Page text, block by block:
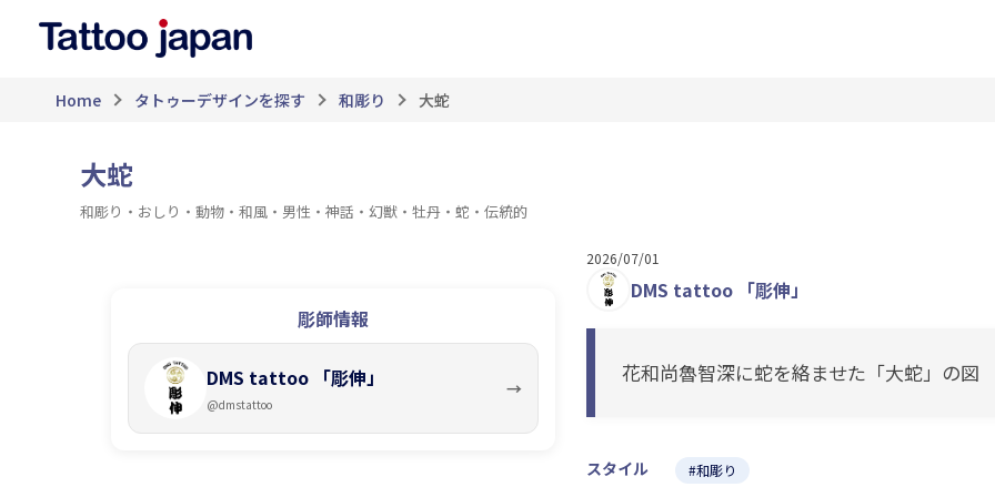
Home タトゥーデザインを探す 和彫り 大蛇
大蛇
和彫り・おしり・動物・和風・男性・神話・幻獣・牡丹・蛇・伝統的
彫師情報
DMS tattoo 「彫伸」
@dmstattoo
→
2026/07/01
DMS tattoo 「彫伸」
花和尚魯智深に蛇を絡ませた「大蛇」の図
スタイル #和彫り